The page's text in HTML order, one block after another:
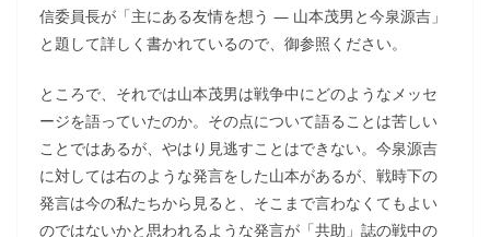
信委員長が「主にある友情を想う ― 山本茂男と今泉源吉」
と題して詳しく書かれているので、御参照ください。
ところで、それでは山本茂男は戦争中にどのようなメッセ
ージを語っていたのか。その点について語ることは苦しい
ことではあるが、やはり見逃すことはできない。今泉源吉
に対しては右のような発言をした山本があるが、戦時下の
発言は今の私たちから見ると、そこまで言わなくてもよい
のではないかと思われるような発言が「共助」誌の戦中の